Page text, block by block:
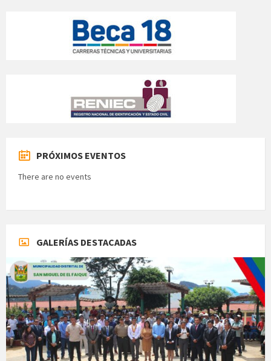
PRÓXIMOS EVENTOS
There are no events
GALERÍAS DESTACADAS